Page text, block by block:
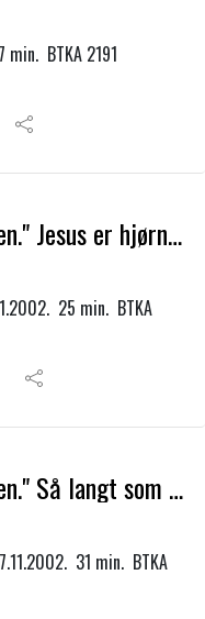
min. BTKA 2191
Einar Kristoffersen." Jesus er hjørnesteinen og grunnvollen."
25 min. BTKA
Einar Kristoffersen." Så langt som øst er fra vest, lar han våre misgjerninger være langt fra oss."
31 min. BTKA